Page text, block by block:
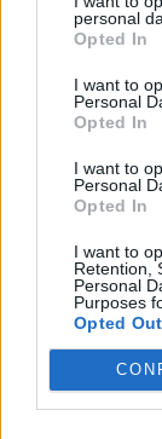
personal
Opted In
I want to
Personal
Opted In
I want to
Personal
Opted In
I want to
Retention,
Personal
Purposes
Opted Out
Grinvičo
buveinės